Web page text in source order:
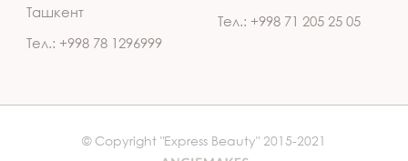
Ташкент
Тел.: +998 78 1296999
Тел.: +998 71 205 25 05
© Copyright "Express Beauty" 2015-2021